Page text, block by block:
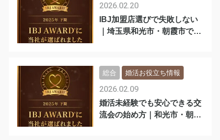
IBJ加盟店選びで失敗しない
｜埼玉県和光市・朝霞市で本
2026.02.20
婚活未経験でも安心できる交
流会の始め方｜和光市・朝霞
2026.02.09
総合 婚活お役立ち情報